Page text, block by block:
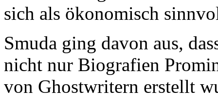
sich als ökonomisch
Smuda ging davon aus,
nicht nur Biografien
von Ghostwritern erstellt